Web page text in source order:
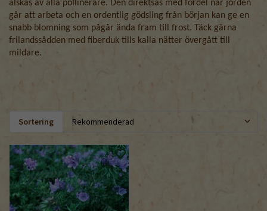
älskas av alla pollinerare. Den direktsås med fördel när jorden
går att arbeta och en ordentlig gödsling från början kan ge en
snabb blomning som pågår ända fram till frost. Täck gärna
frilandssådden med fiberduk tills kalla nätter övergått till
mildare.
Sortering